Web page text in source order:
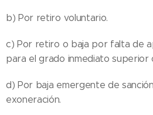
b) Por retiro voluntario.
c) Por retiro o baja por falta de
para el grado inmediato superior
d) Por baja emergente de
exoneración.